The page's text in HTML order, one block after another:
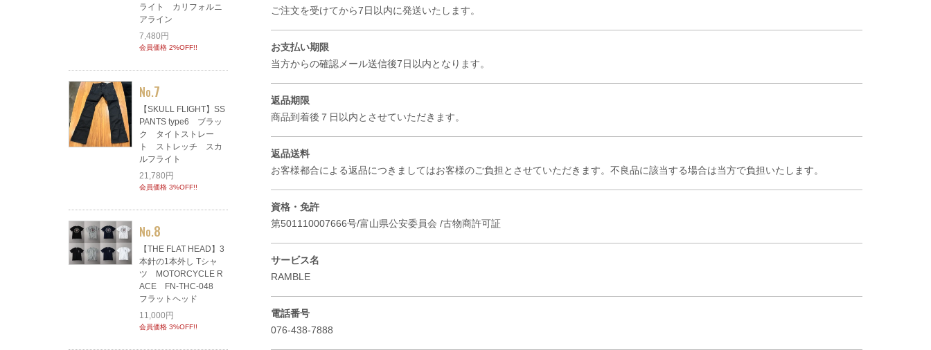
ご注文を受けてから7日以内に発送いたします。
お支払い期限
当方からの確認メール送信後7日以内となります。
返品期限
商品到着後７日以内とさせていただきます。
返品送料
お客様都合による返品につきましてはお客様のご負担とさせていただきます。不良品に該当する場合は当方で負担いたします。
資格・免許
第501110007666号/富山県公安委員会 /古物商許可証
サービス名
RAMBLE
電話番号
076-438-7888
ライト カリフォルニ
アライン
7,480円
会員価格 2%OFF!!
No.7
【SKULL FLIGHT】SS
PANTS type6 ブラッ
ク タイトストレー
ト ストレッチ スカ
ルフライト
21,780円
会員価格 3%OFF!!
No.8
【THE FLAT HEAD】3
本針の1本外し Tシャ
ツ MOTORCYCLE R
ACE FN-THC-048
フラットヘッド
11,000円
会員価格 3%OFF!!